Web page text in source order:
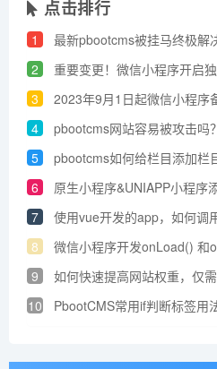
点击排行
1
最新pbootcms被挂马终极解
2
重要变更！微信小程序开启
3
2023年9月1日起微信小程序
4
pbootcms网站容易被攻击吗
5
pbootcms如何给栏目添加栏
6
原生小程序&UNIAPP小程序
7
使用vue开发的app，如何调
8
微信小程序开发onLoad() 和
9
如何快速提高网站权重，仅
10
PbootCMS常用if判断标签用